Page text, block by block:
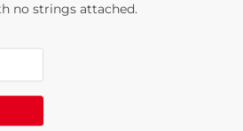
no strings attached.